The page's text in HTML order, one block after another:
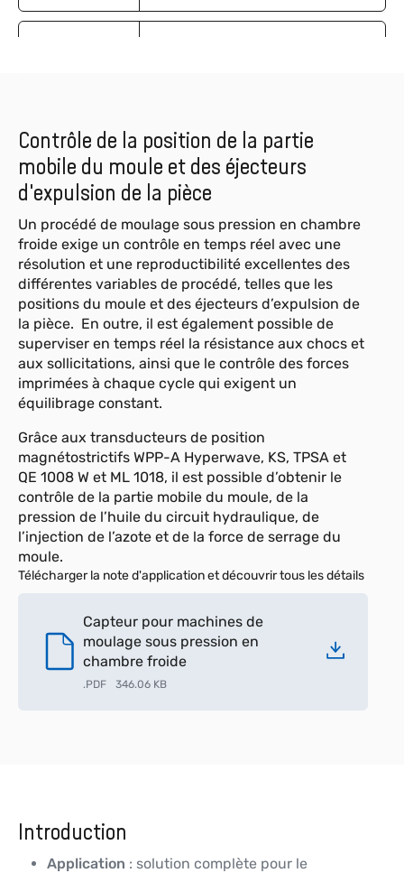
TPSA
Transmetteur de pression haute
précision avec sortie volt ou mA
Plus d'informations
TC6
Universel
Contrôle de la position de la partie
mobile du moule et des éjecteurs
d'expulsion de la pièce
Un procédé de moulage sous pression en chambre
froide exige un contrôle en temps réel avec une
résolution et une reproductibilité excellentes des
différentes variables de procédé, telles que les
positions du moule et des éjecteurs d’expulsion de
la pièce. En outre, il est également possible de
superviser en temps réel la résistance aux chocs et
aux sollicitations, ainsi que le contrôle des forces
imprimées à chaque cycle qui exigent un
équilibrage constant.
Grâce aux transducteurs de position
magnétostrictifs WPP-A Hyperwave, KS, TPSA et
QE 1008 W et ML 1018, il est possible d’obtenir le
contrôle de la partie mobile du moule, de la
pression de l’huile du circuit hydraulique, de
l’injection de l’azote et de la force de serrage du
moule.
Télécharger la note d'application et découvrir tous les détails
Capteur pour machines de
moulage sous pression en
chambre froide
.PDF 346.06 KB
Introduction
Application : solution complète pour le